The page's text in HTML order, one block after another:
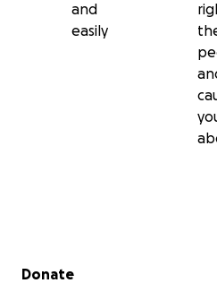
and
easily
Secondary menu
Donate